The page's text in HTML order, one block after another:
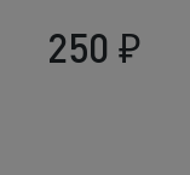
250 ₽